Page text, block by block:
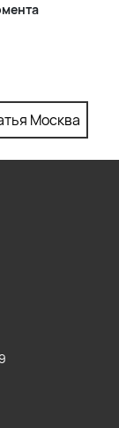
Москва